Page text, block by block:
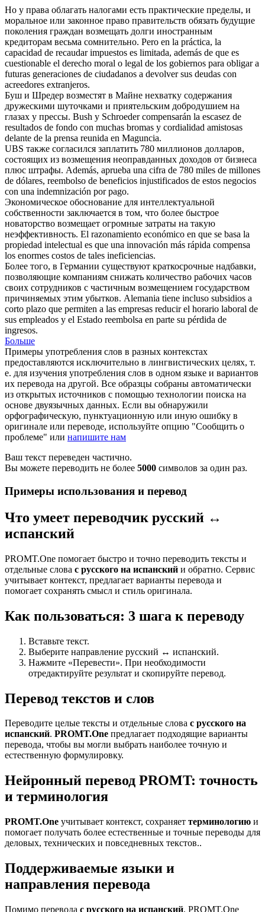
Но у права облагать налогами есть практические пределы, и
моральное или законное право правительств обязать будущие
поколения граждан возмещать долги иностранным
кредиторам весьма сомнительно. Pero en la práctica, la
capacidad de recaudar impuestos es limitada, además de que es
cuestionable el derecho moral o legal de los gobiernos para obligar a
futuras generaciones de ciudadanos a devolversus deudas con
acreedores extranjeros.
Буш и Шредер возместят в Майне нехватку содержания
дружескими шуточками и приятельским добродушием на
глазах у прессы. Bush y Schroedercompensarán la escasez de
resultados de fondo con muchas bromas y cordialidad amistosas
delante de la prensa reunida en Maguncia.
UBS также согласился заплатить 780 миллионов долларов,
состоящих из возмещения неоправданных доходов от бизнеса
плюс штрафы. Además, aprueba una cifra de 780 miles de millones
de dólares, reembolso de beneficios injustificados de estos negocios
con una indemnización por pago.
Экономическое обоснование для интеллектуальной
собственности заключается в том, что более быстрое
новаторство возмещает огромные затраты на такую
неэффективность. El razonamiento económico en que se basa la
propiedad intelectual es que una innovación más rápida compensa
los enormes costos de tales ineficiencias.
Более того, в Германии существуют краткосрочные надбавки,
позволяющие компаниям снижать количество рабочих часов
своих сотрудников с частичным возмещением государством
причиняемых этим убытков. Alemania tiene incluso subsidios a
corto plazo que permiten a las empresas reducir el horario laboral de
sus empleados y el Estado reembolsa en parte su pérdida de
ingresos.
Больше
Примеры употребления слов в разных контекстах
предоставляются исключительно в лингвистических целях, т.
е. для изучения употребления слов в одном языке и вариантов
их перевода на другой. Все образцы собраны автоматически
из открытых источников с помощью технологии поиска на
основе двуязычных данных. Если вы обнаружили
орфографическую, пунктуационную или иную ошибку в
оригинале или переводе, используйте опцию "Сообщить о
проблеме" или напишите нам
Ваш текст переведен частично.
Вы можете переводить не более 5000 символов за один раз.
Примеры использования и перевод
Что умеет переводчик русский ↔
испанский
PROMT.One помогает быстро и точно переводить тексты и
отдельные слова с русского на испанский и обратно. Сервис
учитывает контекст, предлагает варианты перевода и
помогает сохранять смысл и стиль оригинала.
Как пользоваться: 3 шага к переводу
Вставьте текст.
Выберите направление русский ↔ испанский.
Нажмите «Перевести». При необходимости
отредактируйте результат и скопируйте перевод.
Перевод текстов и слов
Переводите целые тексты и отдельные слова с русского на
испанский. PROMT.One предлагает подходящие варианты
перевода, чтобы вы могли выбрать наиболее точную и
естественную формулировку.
Нейронный перевод PROMT: точность
и терминология
PROMT.One учитывает контекст, сохраняет терминологию и
помогает получать более естественные и точные переводы для
деловых, технических и повседневных текстов..
Поддерживаемые языки и
направления перевода
Помимо перевода с русского на испанский, PROMT.One